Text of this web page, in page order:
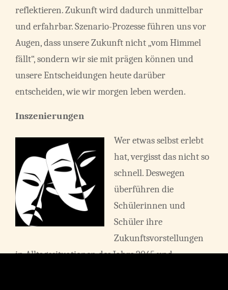
reflektieren. Zukunft wird dadurch unmittelbar
und erfahrbar. Szenario-Prozesse führen uns vor
Augen, dass unsere Zukunft nicht „vom Himmel
fällt“, sondern wir sie mit prägen können und
unsere Entscheidungen heute darüber
entscheiden, wie wir morgen leben werden.
Inszenierungen
Wer etwas selbst erlebt
hat, vergisst das nicht so
schnell. Deswegen
überführen die
Schülerinnen und
Schüler ihre
Zukunftsvorstellungen
in Alltagssituationen des Jahrs 2045 und